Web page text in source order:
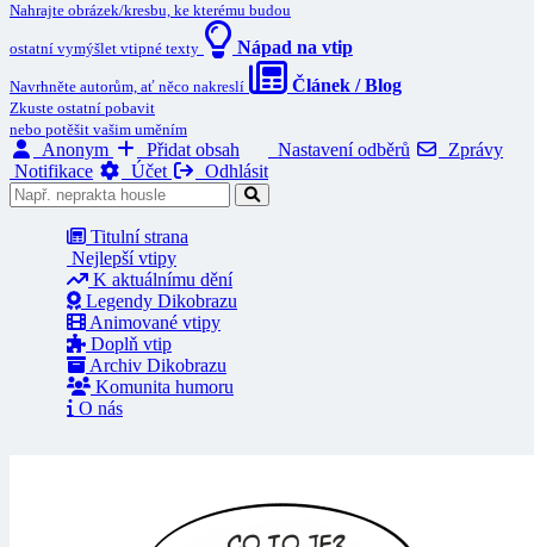
Nahrajte obrázek/kresbu, ke kterému budou
ostatní vymýšlet vtipné texty Nápad na vtip
Navrhněte autorům, ať něco nakreslí Článek / Blog
Zkuste ostatní pobavit
nebo potěšit vašim uměním
Anonym Přidat obsah Nastavení odběrů
Zprávy
Notifikace
Účet Odhlásit
Titulní strana
Nejlepší vtipy
K aktuálnímu dění
Legendy Dikobrazu
Animované vtipy
Doplň vtip
Archiv Dikobrazu
Komunita humoru
O nás